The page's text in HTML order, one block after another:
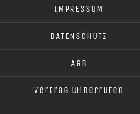
IMPRESSUM
DATENSCHUTZ
AGB
Vertrag widerrufen